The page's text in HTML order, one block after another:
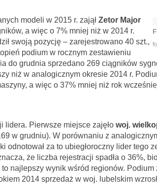
modeli w 2015 r. zajął Zetor Major
a więc o 7% mniej niż w 2014 r.
swoją pozycję – zarejestrowano 40 szt.,
podium w rocznym zestawieniu
do grudnia sprzedano 269 ciągników
niż w analogicznym okresie 2014 r.
a więc o 37% mniej niż rok
lidera. Pierwsze miejsce zajęło woj.
w grudniu). W porównaniu z
odnotował za to ubiegłoroczny lider tego
że liczba rejestracji spadła o 36%,
najlepszy wynik wśród regionów.
2014 sprzedaż w woj. lubelskim